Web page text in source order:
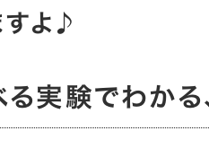
すよ♪
る実験でわかる